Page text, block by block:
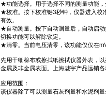
★功能选择。用于选择不同的测量功能
★校准。按下校准键3秒钟，仪器进入校
有效。
★自动测量。按下自动测量后，自动启
切换功能可以解除锁定。
★清零。当前电压清零，该功能仅仅在
先用干细棉布或擦拭纸擦拭仪器外表，
金属及非金属表面。上海魅宇产品远销
应用范围：
该仪器除了可以测量石灰剂量和水泥剂